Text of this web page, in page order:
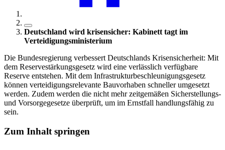
Deutschland wird krisensicher: Kabinett tagt im
Verteidigungsministerium
Die Bundesregierung verbessert Deutschlands Krisensicherheit: Mit
dem Reservestärkungsgesetz wird eine verlässlich verfügbare
Reserve entstehen. Mit dem Infrastrukturbeschleunigungsgesetz
können verteidigungsrelevante Bauvorhaben schneller umgesetzt
werden. Zudem werden die nicht mehr zeitgemäßen Sicherstellungs-
und Vorsorgegesetze überprüft, um im Ernstfall handlungsfähig zu
sein.
Zum Inhalt springen